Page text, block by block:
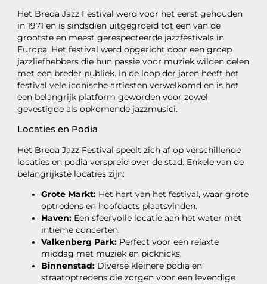
Het Breda Jazz Festival werd voor het eerst gehouden
in 1971 en is sindsdien uitgegroeid tot een van de
grootste en meest gerespecteerde jazzfestivals in
Europa. Het festival werd opgericht door een groep
jazzliefhebbers die hun passie voor muziek wilden delen
met een breder publiek. In de loop der jaren heeft het
festival vele iconische artiesten verwelkomd en is het
een belangrijk platform geworden voor zowel
gevestigde als opkomende jazzmusici.
Locaties en Podia
Het Breda Jazz Festival speelt zich af op verschillende
locaties en podia verspreid over de stad. Enkele van de
belangrijkste locaties zijn:
Grote Markt: Het hart van het festival, waar grote
optredens en hoofdacts plaatsvinden.
Haven: Een sfeervolle locatie aan het water met
intieme concerten.
Valkenberg Park: Perfect voor een relaxte
middag met muziek en picknicks.
Binnenstad: Diverse kleinere podia en
straatoptredens die zorgen voor een levendige